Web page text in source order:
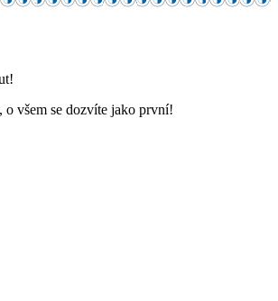
o všem se dozvíte jako první!